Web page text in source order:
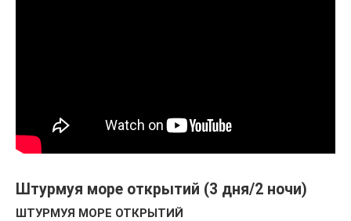
Штурмуя море открытий (3 дня/2 ночи)
ШТУРМУЯ МОРЕ ОТКРЫТИЙ